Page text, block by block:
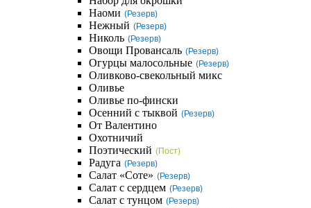
Наоми (Резерв)
Нежный (Резерв)
Николь (Резерв)
Овощи Провансаль (Резерв)
Огурцы малосольные (Резерв)
Оливково-свекольный микс
Оливье
Оливье по-фински
Осенний с тыквой (Резерв)
От Валентино
Охотничий
Поэтический (Пост)
Радуга (Резерв)
Салат «Соте» (Резерв)
Салат с сердцем (Резерв)
Салат с тунцом (Резерв)